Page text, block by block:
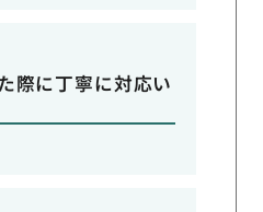
際に丁寧に対応い